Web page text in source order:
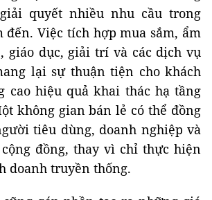
quyết nhiều nhu cầu trong
đến. Việc tích hợp mua sắm, ẩm
giáo dục, giải trí và các dịch vụ
lại sự thuận tiện cho khách
cao hiệu quả khai thác hạ tầng
không gian bán lẻ có thể đồng
tiêu dùng, doanh nghiệp và
đồng, thay vì chỉ thực hiện
doanh truyền thống.